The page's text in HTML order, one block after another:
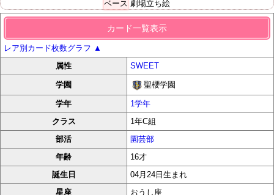
ベース 劇場立ち絵
カード一覧表示
レア別カード枚数グラフ ▲
属性
SWEET
学園 聖櫻学園
学年
1学年
クラス
1年C組
部活
園芸部
年齢
16才
誕生日
04月24日生まれ
星座
おうし座